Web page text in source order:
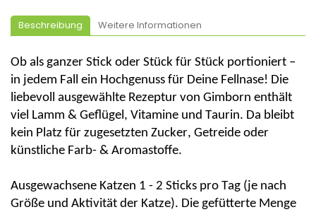
Beschreibung Weitere Informationen
Ob als ganzer Stick oder Stück für Stück portioniert –
in jedem Fall ein Hochgenuss für Deine Fellnase! Die
liebevoll ausgewählte Rezeptur von Gimborn enthält
viel Lamm & Geflügel, Vitamine und Taurin. Da bleibt
kein Platz für zugesetzten Zucker, Getreide oder
künstliche Farb- & Aromastoffe.
Ausgewachsene Katzen 1 - 2 Sticks pro Tag (je nach
Größe und Aktivität der Katze). Die gefütterte Menge